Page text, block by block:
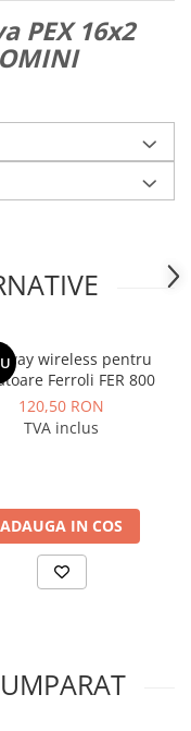
PEX 16x2
wireless pentru
Ferroli FER 800
120,50 RON
TVA inclus
ADAUGA IN COS